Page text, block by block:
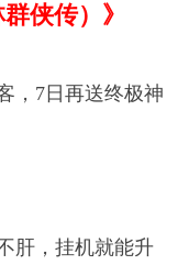
侠传）》
，7日再送终极神
肝，挂机就能升